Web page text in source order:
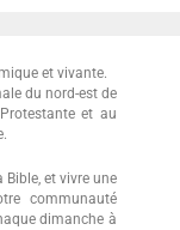
et vivante.
du nord-est de
et au
et vivre une
communauté
dimanche à